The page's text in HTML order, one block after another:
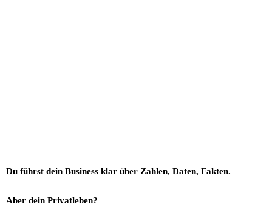
Du führst dein Business klar über Zahlen, Daten, Fakten.
Aber dein Privatleben?